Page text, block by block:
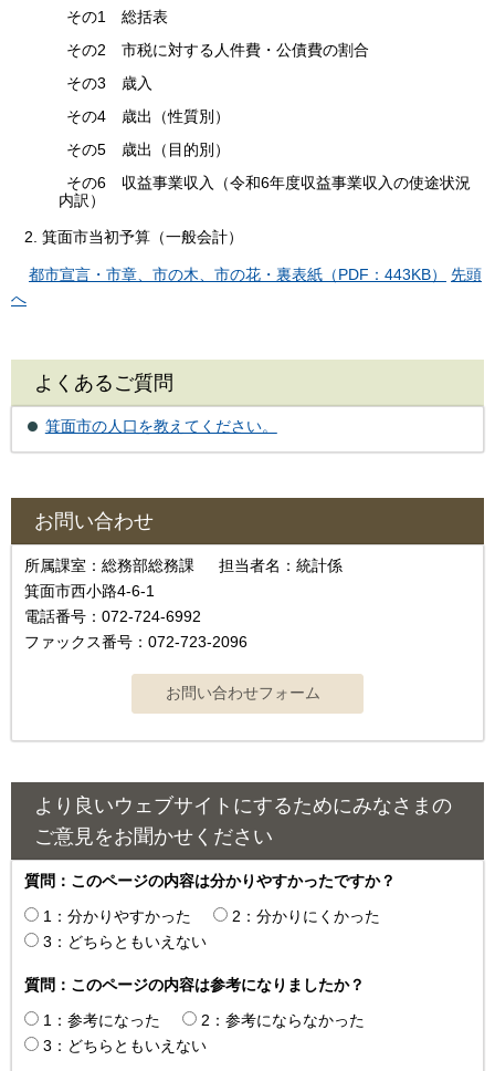
その1 総括表
その2 市税に対する人件費・公債費の割合
その3 歳入
その4 歳出（性質別）
その5 歳出（目的別）
その6 収益事業収入（令和6年度収益事業収入の使途状況
内訳）
2. 箕面市当初予算（一般会計）
都市宣言・市章、市の木、市の花・裏表紙（PDF：443KB）
先頭
へ
よくあるご質問
箕面市の人口を教えてください。
お問い合わせ
所属課室：総務部総務課 担当者名：統計係
箕面市西小路4-6-1
電話番号：072-724-6992
ファックス番号：072-723-2096
より良いウェブサイトにするためにみなさまの
ご意見をお聞かせください
質問：このページの内容は分かりやすかったですか？
1：分かりやすかった
2：分かりにくかった
3：どちらともいえない
質問：このページの内容は参考になりましたか？
1：参考になった
2：参考にならなかった
3：どちらともいえない